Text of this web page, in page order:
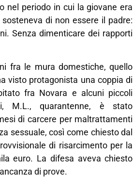
nel periodo in cui la giovane era
di non essere il padre:
Senza dimenticare dei rapporti
fra le mura domestiche, quello
visto protagonista una coppia di
fra Novara e alcuni piccoli
M.L., quarantenne, è stato
di carcere per maltrattamenti
sessuale, così come chiesto dal
di risarcimento per la
euro. La difesa aveva chiesto
di prove.